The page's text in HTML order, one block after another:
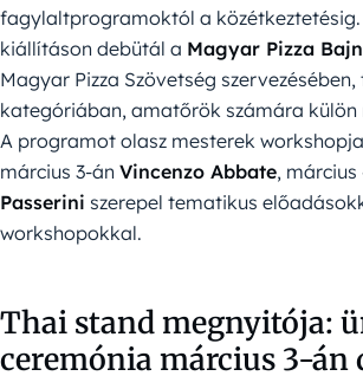
fagylaltprogramoktól a közétkeztetésig.
kiállításon debütál a Magyar Pizza
Magyar Pizza Szövetség
kategóriában, amatőrök számára külön
A programot olasz mesterek
március 3-án Vincenzo Abbate, március
Passerini szerepel tematikus
workshopokkal.
Thai stand megnyitója:
ceremónia március 3-án